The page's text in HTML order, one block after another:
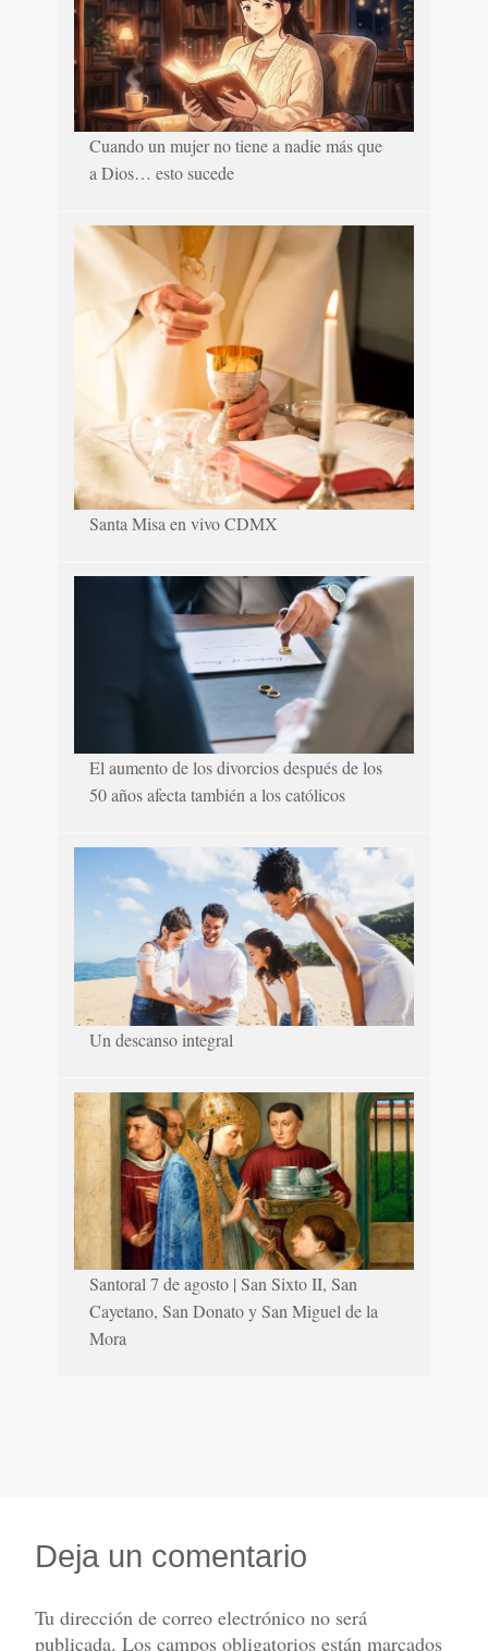
Cuando un mujer no tiene a nadie más que
a Dios… esto sucede
Santa Misa en vivo CDMX
El aumento de los divorcios después de los
50 años afecta también a los católicos
Un descanso integral
Santoral 7 de agosto | San Sixto II, San
Cayetano, San Donato y San Miguel de la
Mora
Deja un comentario
Tu dirección de correo electrónico no será
publicada. Los campos obligatorios están marcados